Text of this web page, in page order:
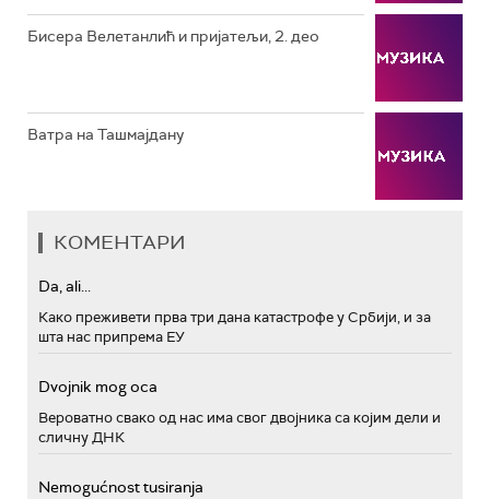
Бисера Велетанлић и пријатељи, 2. део
Ватра на Ташмајдану
КОМЕНТАРИ
Da, ali...
Како преживети прва три дана катастрофе у Србији, и за
шта нас припрема ЕУ
Dvojnik mog oca
Вероватно свако од нас има свог двојника са којим дели и
сличну ДНК
Nemogućnost tusiranja